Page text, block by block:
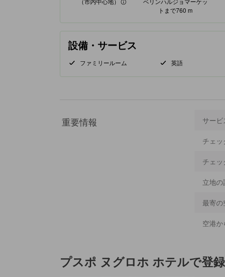
トまで760 m
設備・サービス
ファミリールーム 英語
重要情報 サービ
チェ
チェ
立地の
最寄の
空港
プスポ ヌグロホ ホテルで登